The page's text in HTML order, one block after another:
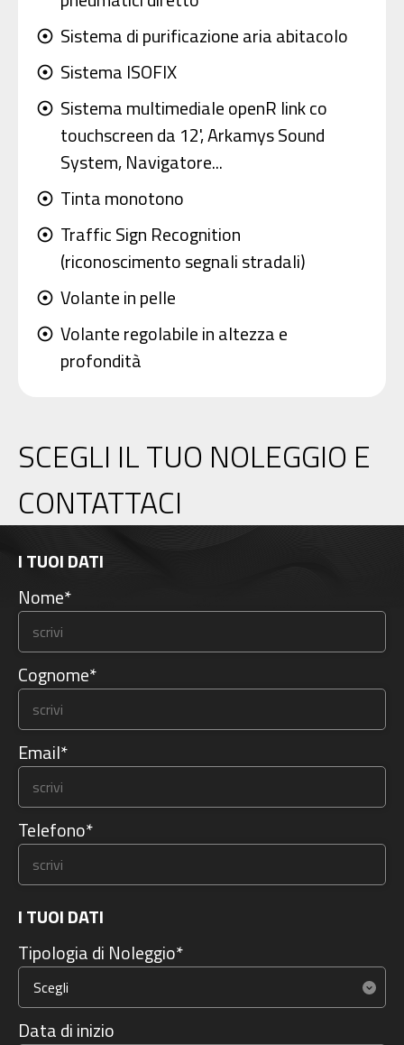
adjust Sistema di purificazione aria abitacolo
adjust Sistema ISOFIX
adjust Sistema multimediale openR link co
touchscreen da 12', Arkamys Sound
System, Navigatore...
adjust Tinta monotono
adjust Traffic Sign Recognition
(riconoscimento segnali stradali)
adjust Volante in pelle
adjust Volante regolabile in altezza e
profondità
SCEGLI IL TUO NOLEGGIO E
CONTATTACI
I TUOI DATI
Nome*
Cognome*
Email*
Telefono*
I TUOI DATI
Tipologia di Noleggio*
Data di inizio